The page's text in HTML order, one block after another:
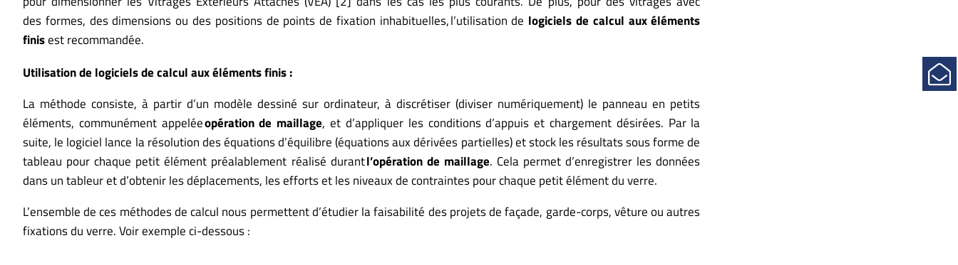
des formes, des dimensions ou des positions de points de fixation inhabituelles, l’utilisation de logiciels de calcul aux éléments
finisest recommandée.
Utilisation de logiciels de calcul aux éléments finis :
La méthode consiste, à partir d’un modèle dessiné sur ordinateur, à discrétiser (diviser numériquement) le panneau en petits
éléments, communément appeléeopération de maillage, et d’appliquer les conditions d’appuis et chargement désirées. Par la
suite, le logiciel lance la résolution des équations d’équilibre (équations aux dérivées partielles) et stock les résultats sous forme de
tableau pour chaque petit élément préalablement réalisé durantl’opération de maillage. Cela permet d’enregistrer les données
dans un tableur et d’obtenir les déplacements, les efforts et les niveaux de contraintes pour chaque petit élément du verre.
L’ensemble de ces méthodes de calcul nous permettent d’étudier la faisabilité des projets de façade, garde-corps, vêture ou autres
fixations du verre. Voir exemple ci-dessous :